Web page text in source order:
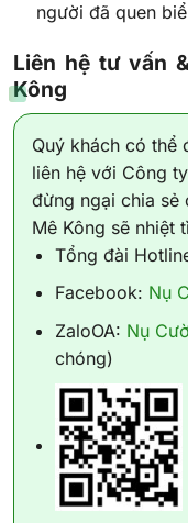
người đã quen
Liên hệ tư vấn
Kông
Quý khách có thể
liên hệ với Công
đừng ngại chia sẻ
Mê Kông sẽ nhiệt
Tổng đài
Facebook: Nụ
ZaloOA: Nụ
chóng)